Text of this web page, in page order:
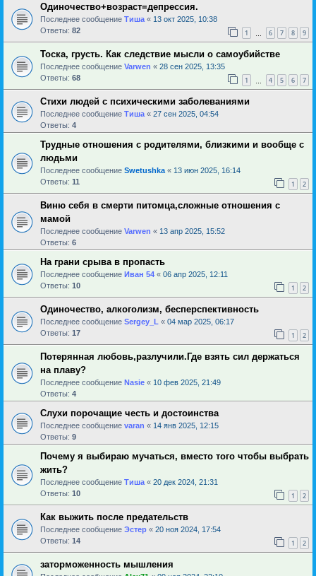
Одиночество+возраст=депрессия.
Последнее сообщение Тиша « 13 окт 2025, 10:38
Ответы: 82 1 6 7 8 9
Тоска, грусть. Как следствие мысли о самоубийстве
Последнее сообщение Varwen « 28 сен 2025, 13:35
Ответы: 68 1 4 5 6 7
Стихи людей с психическими заболеваниями
Последнее сообщение Тиша « 27 сен 2025, 04:54
Ответы: 4
Трудные отношения с родителями, близкими и вообще с
людьми
Последнее сообщение Swetushka « 13 июн 2025, 16:14
Ответы: 11 1 2
Виню себя в смерти питомца,сложные отношения с
мамой
Последнее сообщение Varwen « 13 апр 2025, 15:52
Ответы: 6
На грани срыва в пропасть
Последнее сообщение Иван 54 « 06 апр 2025, 12:11
Ответы: 10 1 2
Одиночество, алкоголизм, бесперспективность
Последнее сообщение Sergey_L « 04 мар 2025, 06:17
Ответы: 17 1 2
Потерянная любовь,разлучили.Где взять сил держаться
на плаву?
Последнее сообщение Nasie « 10 фев 2025, 21:49
Ответы: 4
Слухи порочащие честь и достоинства
Последнее сообщение varan « 14 янв 2025, 12:15
Ответы: 9
Почему я выбираю мучаться, вместо того чтобы выбрать
жить?
Последнее сообщение Тиша « 20 дек 2024, 21:31
Ответы: 10 1 2
Как выжить после предательств
Последнее сообщение Эстер « 20 ноя 2024, 17:54
Ответы: 14 1 2
заторможенность мышления